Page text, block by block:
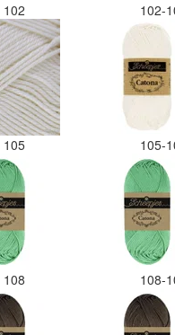
102 102-
105 105-
108 108-